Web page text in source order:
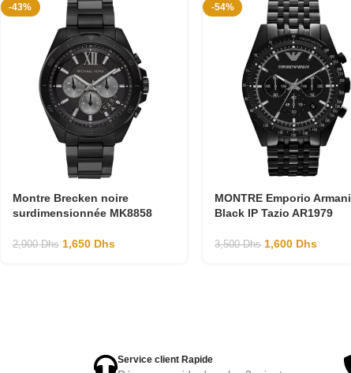
-43%
Montre Brecken noire
surdimensionnée MK8858
2,900Dhs 1,650 Dhs
-54%
MONTRE Emporio Armani
Black IP Tazio AR1979
3,500Dhs 1,600 Dhs
Service client Rapide